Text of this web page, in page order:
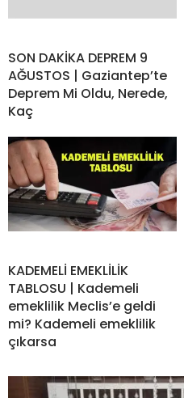
SON DAKİKA DEPREM 9
AĞUSTOS | Gaziantep’te
Deprem Mi Oldu, Nerede,
Kaç
KADEMELİ EMEKLİLİK
TABLOSU | Kademeli
emeklilik Meclis’e geldi
mi? Kademeli emeklilik
çıkarsa